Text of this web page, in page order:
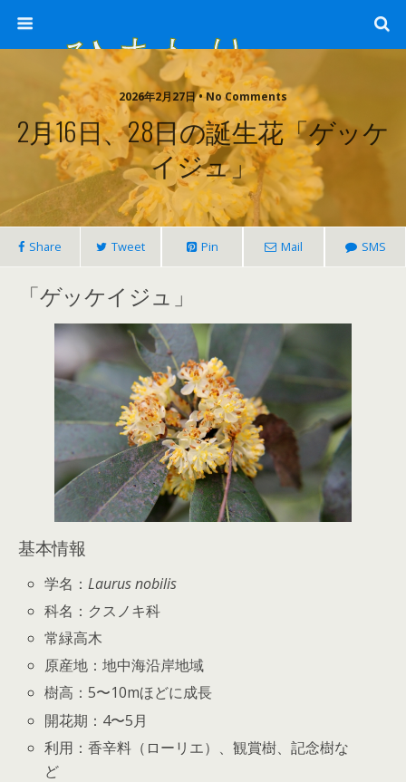
ひまわり畑 sunflower-field
2026年2月27日 • No Comments
2月16日、28日の誕生花「ゲッケ
イジュ」
Share Tweet Pin Mail SMS
「ゲッケイジュ」
基本情報
学名：Laurus nobilis
科名：クスノキ科
常緑高木
原産地：地中海沿岸地域
樹高：5〜10mほどに成長
開花期：4〜5月
利用：香辛料（ローリエ）、観賞樹、記念樹な
ど